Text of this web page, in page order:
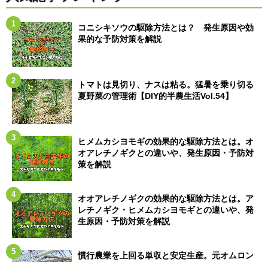
コニシキソウの駆除方法とは？ 発生原因や効
果的な予防対策を解説
トマトは見切り、ナスは粘る。猛暑を乗り切る
夏野菜の管理術【DIY的半農生活Vol.54】
ヒメムカシヨモギの効果的な駆除方法とは。オ
オアレチノギクとの違いや、発生原因・予防対
策を解説
オオアレチノギクの効果的な駆除方法とは。ア
レチノギク・ヒメムカシヨモギとの違いや、発
生原因・予防対策を解説
慣行農業を上回る単収と安定生産。元オムロン